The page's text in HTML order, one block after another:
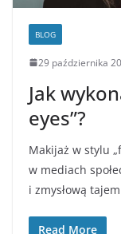
BLOG
29 października
Jak
eyes”?
Makijaż w stylu
w mediach
i zmysłową
Read More